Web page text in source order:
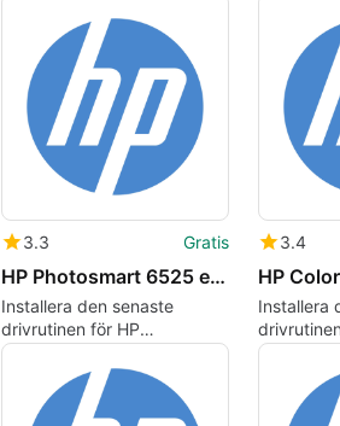
3.3 Gratis
HP Photosmart 6525 e-All-in-One Printer drivers
Installera den senaste
drivrutinen för HP
Photosmart 6525
3.4
Installera
CP5220